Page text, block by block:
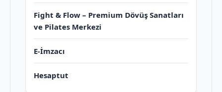
Fight & Flow – Premium Dövüş Sanatları
ve Pilates Merkezi
E-İmzacı
Hesaptut